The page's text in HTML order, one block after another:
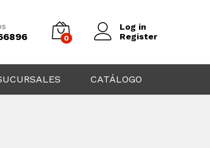
0
Log in
Register
CATÁLOGO